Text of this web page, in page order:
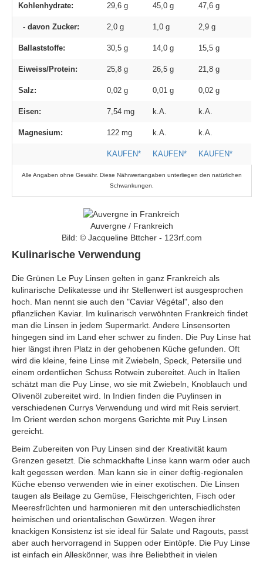
Kohlenhydrate: 29,6 g 45,0 g 47,6 g
- davon Zucker: 2,0 g 1,0 g 2,9 g
Ballaststoffe: 30,5 g 14,0 g 15,5 g
Eiweiss/Protein: 25,8 g 26,5 g 21,8 g
Salz: 0,02 g 0,01 g 0,02 g
Eisen: 7,54 mg k.A. k.A.
Magnesium: 122 mg k.A. k.A.
KAUFEN* KAUFEN* KAUFEN*
Alle Angaben ohne Gewähr. Diese Nährwertangaben unterliegen den natürlichen
Schwankungen.
Auvergne / Frankreich
Bild: © Jacqueline Bttcher - 123rf.com
Kulinarische Verwendung
Die Grünen Le Puy Linsen gelten in ganz Frankreich als
kulinarische Delikatesse und ihr Stellenwert ist ausgesprochen
hoch. Man nennt sie auch den "Caviar Végétal", also den
pflanzlichen Kaviar. Im kulinarisch verwöhnten Frankreich findet
man die Linsen in jedem Supermarkt. Andere Linsensorten
hingegen sind im Land eher schwer zu finden. Die Puy Linse hat
hier längst ihren Platz in der gehobenen Küche gefunden. Oft
wird die kleine, feine Linse mit Zwiebeln, Speck, Petersilie und
einem ordentlichen Schuss Rotwein zubereitet. Auch in Italien
schätzt man die Puy Linse, wo sie mit Zwiebeln, Knoblauch und
Olivenöl zubereitet wird. In Indien finden die Puylinsen in
verschiedenen Currys Verwendung und wird mit Reis serviert.
Im Orient werden schon morgens Gerichte mit Puy Linsen
gereicht.
Beim Zubereiten von Puy Linsen sind der Kreativität kaum
Grenzen gesetzt. Die schmackhafte Linse kann warm oder auch
kalt gegessen werden. Man kann sie in einer deftig-regionalen
Küche ebenso verwenden wie in einer exotischen. Die Linsen
taugen als Beilage zu Gemüse, Fleischgerichten, Fisch oder
Meeresfrüchten und harmonieren mit den unterschiedlichsten
heimischen und orientalischen Gewürzen. Wegen ihrer
knackigen Konsistenz ist sie ideal für Salate und Ragouts, passt
aber auch hervorragend in Suppen oder Eintöpfe. Die Puy Linse
ist einfach ein Alleskönner, was ihre Beliebtheit in vielen